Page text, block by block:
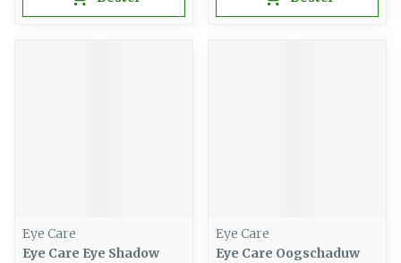
Eye Care
Eye Care Eye Shadow
Eye Care
Eye Care Oogschaduw